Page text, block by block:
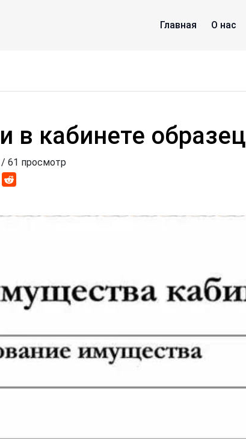
Главная О нас
в кабинете образец
/ 61 просмотр